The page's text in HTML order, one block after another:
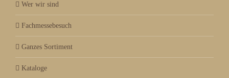
Wer wir sind
Fachmessebesuch
Ganzes Sortiment
Kataloge